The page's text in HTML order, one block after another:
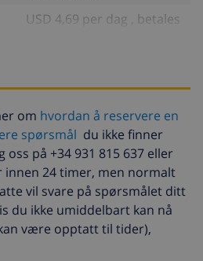
USD 4,69 per dag , betales
USD 58,64 , betales ved
ankomst
USD 58,64 , betales ved
ankomst
USD 14,07 per dag ,
betales ved ankomst
inkludert per person
om hvordan å reservere en
spørsmål du ikke finner
på +34 931 815 637 eller
innen 24 timer, men normalt
vil svare på spørsmålet ditt
du ikke umiddelbart kan nå
være opptatt til tider),